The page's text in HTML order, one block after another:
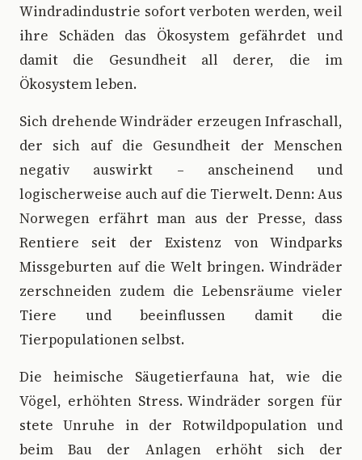
Windradindustrie sofort verboten werden, weil
ihre Schäden das Ökosystem gefährdet und
damit die Gesundheit all derer, die im
Ökosystem leben.
Sich drehende Windräder erzeugen Infraschall,
der sich auf die Gesundheit der Menschen
negativ auswirkt – anscheinend und
logischerweise auch auf die Tierwelt. Denn: Aus
Norwegen erfährt man aus der Presse, dass
Rentiere seit der Existenz von Windparks
Missgeburten auf die Welt bringen. Windräder
zerschneiden zudem die Lebensräume vieler
Tiere und beeinflussen damit die
Tierpopulationen selbst.
Die heimische Säugetierfauna hat, wie die
Vögel, erhöhten Stress. Windräder sorgen für
stete Unruhe in der Rotwildpopulation und
beim Bau der Anlagen erhöht sich der